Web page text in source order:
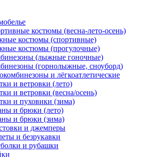
костюмы (весна-лето-осень)
костюмы (спортивные)
костюмы (прогулочные)
(лыжные гоночные)
(горнолыжные, сноуборд)
и лёгкоатлетические
и ветровки (лето)
и ветровки (весна/осень)
и пуховики (зима)
и брюки (лето)
и брюки (зима)
и джемперы
и безрукавки
и рубашки